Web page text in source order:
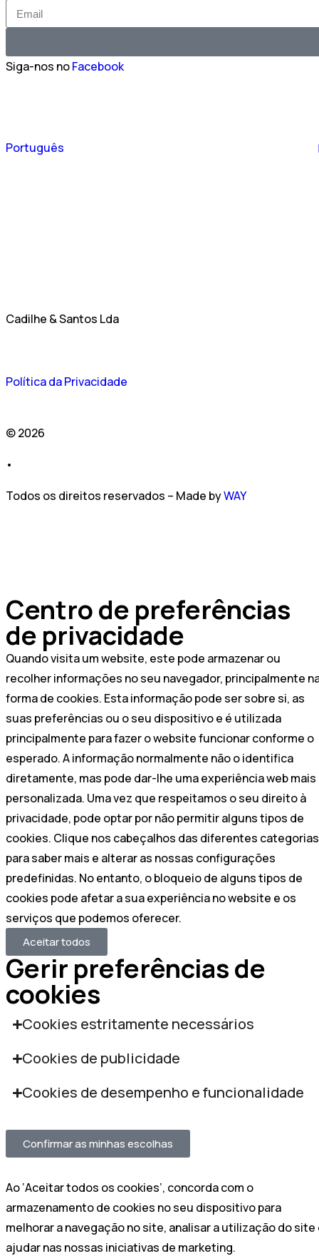
Siga-nos noFacebook
Português
Español
Cadilhe & Santos Lda
Política da Privacidade
© 2026
•
Todos os direitos reservados – Made byWAY
Centro de preferências
de privacidade
Quando visita um website, este pode armazenar ou
recolher informações no seu navegador, principalmente
forma de cookies. Esta informação pode ser sobre si, as
suas preferências ou o seu dispositivo e é utilizada
principalmente para fazer o website funcionar conforme o
esperado. A informação normalmente não o identifica
diretamente, mas pode dar-lhe uma experiência web mais
personalizada. Uma vez que respeitamos o seu direito à
privacidade, pode optar por não permitir alguns tipos de
cookies. Clique nos cabeçalhos das diferentes categorias
para saber mais e alterar as nossas configurações
predefinidas. No entanto, o bloqueio de alguns tipos de
cookies pode afetar a sua experiência no website e os
serviços que podemos oferecer.
Aceitar todos
Gerir preferências de
cookies
Cookies estritamente necessários
Cookies de publicidade
Cookies de desempenho e funcionalidade
Confirmar as minhas escolhas
Ao ‘Aceitar todos os cookies’, concorda com o
armazenamento de cookies no seu dispositivo para
melhorar a navegação no site, analisar a utilização do site
ajudar nas nossas iniciativas de marketing.